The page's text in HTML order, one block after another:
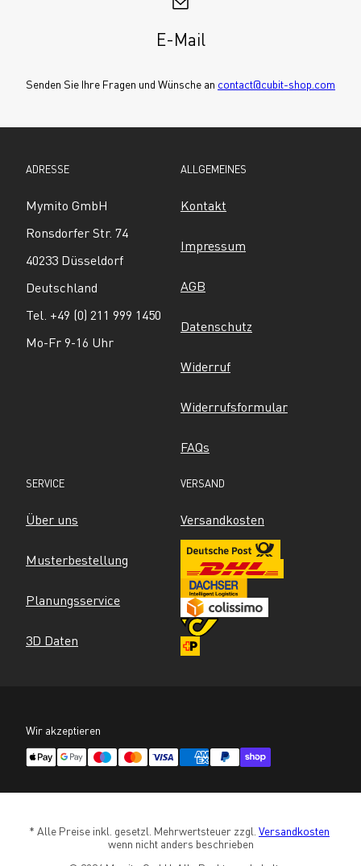
E-Mail
Senden Sie Ihre Fragen und Wünsche an contact@cubit-shop.com
ADRESSE
Mymito GmbH
Ronsdorfer Str. 74
40233 Düsseldorf
Deutschland
Tel. +49 (0) 211 999 1450
Mo-Fr 9-16 Uhr
ALLGEMEINES
Kontakt
Impressum
AGB
Datenschutz
Widerruf
Widerrufsformular
FAQs
SERVICE
Über uns
Musterbestellung
Planungsservice
3D Daten
VERSAND
Versandkosten
Wir akzeptieren
* Alle Preise inkl. gesetzl. Mehrwertsteuer zzgl. Versandkosten
wenn nicht anders beschrieben